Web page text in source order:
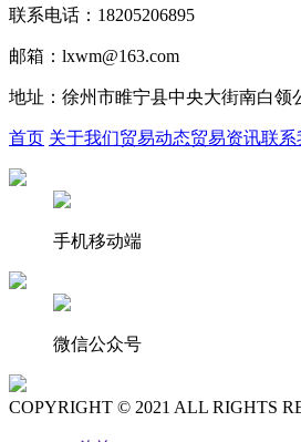
联系电话：18205206895
邮箱：lxwm@163.com
地址：徐州市睢宁县中央大街南白领
首页 关于我们贸易动态贸易资讯联系
手机移动端
微信公众号
COPYRIGHT © 2021 ALL RIGHTS